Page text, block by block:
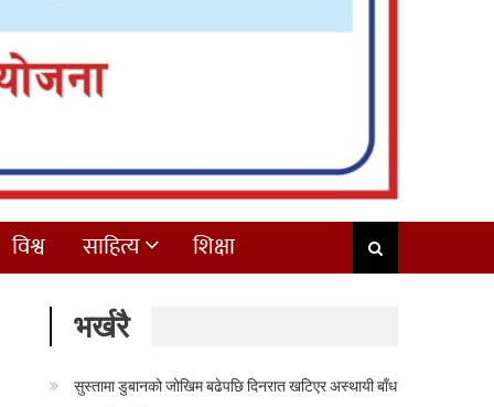
विश्व साहित्य शिक्षा
भर्खरै
सुस्तामा डुबानको जोखिम बढेपछि दिनरात खटिएर अस्थायी बाँध